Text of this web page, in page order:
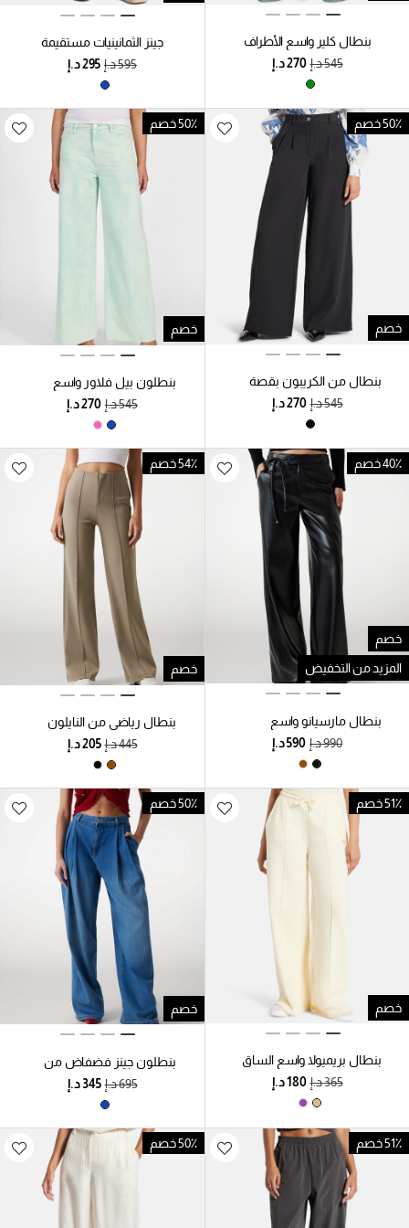
بنطال كلير واسع الأطراف
⁦545⁩ د.إ
⁦270⁩ د.إ
جينز الثمانينيات مستقيمة
50٪ خصم
خصم
بنطال من الكريبون بقصة
واسعة وثنيات
⁦545⁩ د.إ ⁦270⁩ د.إ
50٪ خصم
خصم
بنطلون بيل فلاور واسع
الساق من قماش التويل
40٪ خصم
خصم
المزيد من التخفيض
بنطال مارسيانو واسع
الساقين من الجلد الصناعي
54٪ خصم
خصم
بنطال رياضي من النايلون
بقصة واسعة
⁦445⁩ د.إ ⁦205⁩ د.إ
51٪ خصم
خصم
بنطال بريميولا واسع الساق
مزين بأحجار الراين
⁦365⁩ د.إ ⁦180⁩ د.إ
50٪ خصم
خصم
بنطلون جينز فضفاض من
مزيج الكتان
⁦695⁩ د.إ ⁦345⁩ د.إ
51٪ خصم 50٪ خصم